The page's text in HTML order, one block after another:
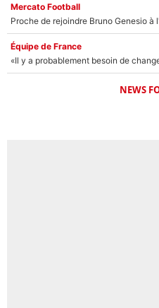
Mercato Football
Équipe de France
NEWS